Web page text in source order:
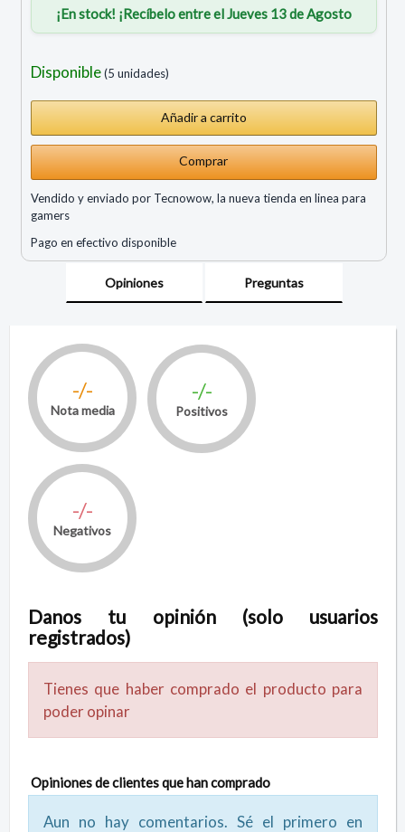
¡En stock! ¡Recíbelo entre el Jueves 13 de Agosto
Disponible(5 unidades)
Comprar
Vendido y enviado por Tecnowow, la nueva tienda en linea para
gamers
Pago en efectivo disponible
Opiniones Preguntas
-/-
Nota media
-/-
Positivos
-/-
Negativos
Danos tu opinión (solo usuarios
registrados)
Tienes que haber comprado el producto para
poder opinar
Opiniones de clientes que han comprado
Aun no hay comentarios. Sé el primero en